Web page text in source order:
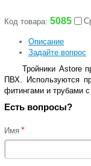
Код товара: 5085
Описание
Задайте вопрос
Тройники Astore
ПВХ. Используются
фитингами и трубами
Есть вопросы?
Имя *